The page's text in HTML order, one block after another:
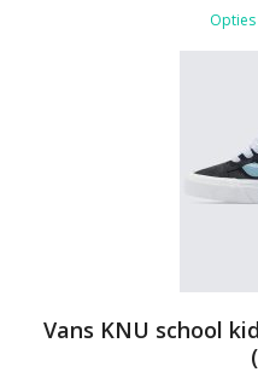
Vans KNU school